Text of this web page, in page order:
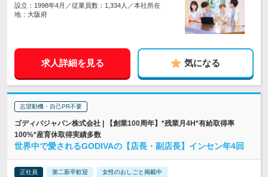
設立：1998年4月／従業員数：1,334人／本社所在
地：大阪府
求人詳細を見る 気になる
志望動機・自己PR不要
ゴディバジャパン株式会社 | 【創業100周年】*残業月4H*有給取得率
100%*産育休取得実績多数
世界中で愛されるGODIVAの【店長・副店長】インセン年4回
正社員 第二新卒歓迎 女性のおしごと掲載中